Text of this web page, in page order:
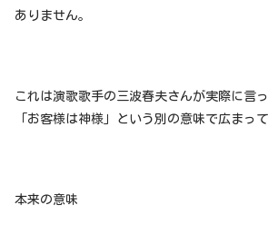
ありません。
これは演歌歌手の三波春夫さんが実際に言
「お客様は神様」という別の意味で広まっ
本来の意味